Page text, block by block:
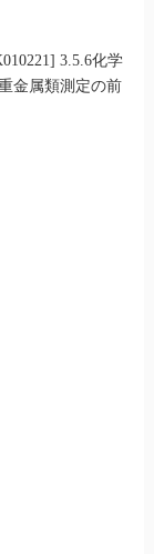
3.5.6化学
金属類測定の前